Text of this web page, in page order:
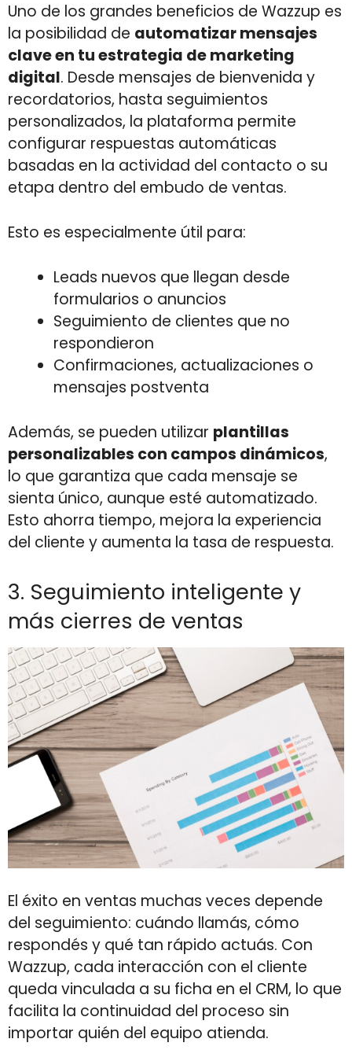
Uno de los grandes beneficios de Wazzup es
la posibilidad de automatizar mensajes
clave en tu estrategia de marketing
digital. Desde mensajes de bienvenida y
recordatorios, hasta seguimientos
personalizados, la plataforma permite
configurar respuestas automáticas
basadas en la actividad del contacto o su
etapa dentro del embudo de ventas.
Esto es especialmente útil para:
Leads nuevos que llegan desde
formularios o anuncios
Seguimiento de clientes que no
respondieron
Confirmaciones, actualizaciones o
mensajes postventa
Además, se pueden utilizar plantillas
personalizables con campos dinámicos,
lo que garantiza que cada mensaje se
sienta único, aunque esté automatizado.
Esto ahorra tiempo, mejora la experiencia
del cliente y aumenta la tasa de respuesta.
3. Seguimiento inteligente y
más cierres de ventas
El éxito en ventas muchas veces depende
del seguimiento: cuándo llamás, cómo
respondés y qué tan rápido actuás. Con
Wazzup, cada interacción con el cliente
queda vinculada a su ficha en el CRM, lo que
facilita la continuidad del proceso sin
importar quién del equipo atienda.